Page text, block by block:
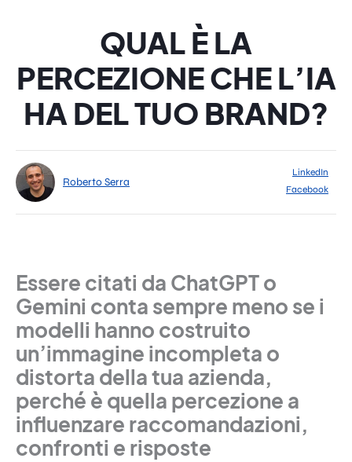
QUAL È LA
PERCEZIONE CHE L’IA
HA DEL TUO BRAND?
Roberto Serra
LinkedIn
Facebook
Essere citati da ChatGPT o
Gemini conta sempre meno se i
modelli hanno costruito
un’immagine incompleta o
distorta della tua azienda,
perché è quella percezione a
influenzare raccomandazioni,
confronti e risposte